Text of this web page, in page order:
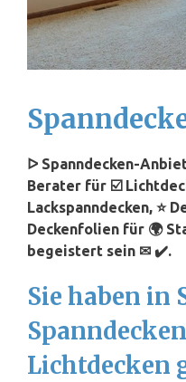
ᐅ Spanndecken-
Berater für ☑️
Lackspanndecken, ⭐
Deckenfolien für 🌍
begeistert sein ✉ ✔️.
Sie haben in
Lichtdecken